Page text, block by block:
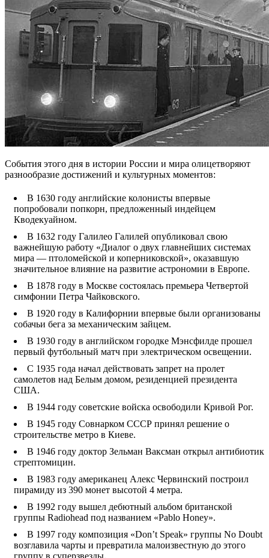
События этого дня в истории России и мира олицетворяют
разнообразие достижений и культурных моментов:
В 1630 году английские колонисты впервые
попробовали попкорн, предложенный индейцем
Кводекуайном.
В 1632 году Галилео Галилей опубликовал свою
важнейшую работу «Диалог о двух главнейших системах
мира — птоломейской и коперниковской», оказавшую
значительное влияние на развитие астрономии в Европе.
В 1878 году в Москве состоялась премьера Четвертой
симфонии Петра Чайковского.
В 1920 году в Калифорнии впервые были организованы
собачьи бега за механическим зайцем.
В 1930 году в английском городке Мэнсфилде прошел
первый футбольный матч при электрическом освещении.
С 1935 года начал действовать запрет на пролет
самолетов над Белым домом, резиденцией президента
США.
В 1944 году советские войска освободили Кривой Рог.
В 1945 году Совнарком СССР принял решение о
строительстве метро в Киеве.
В 1946 году доктор Зельман Ваксман открыл антибиотик
стрептомицин.
В 1983 году американец Алекс Червинский построил
пирамиду из 390 монет высотой 4 метра.
В 1992 году вышел дебютный альбом британской
группы Radiohead под названием «Pablo Honey».
В 1997 году композиция «Don’t Speak» группы No Doubt
возглавила чарты и превратила малоизвестную до этого